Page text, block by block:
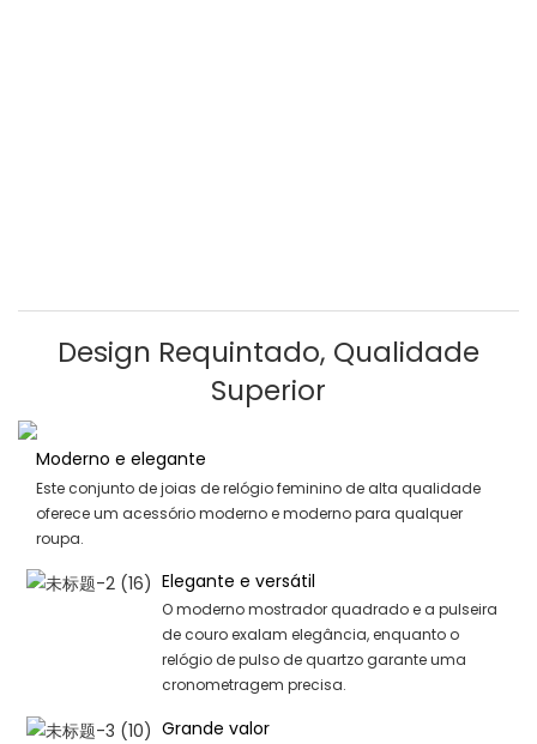
Design Requintado, Qualidade
Superior
Moderno e elegante
Este conjunto de joias de relógio feminino de alta qualidade
oferece um acessório moderno e moderno para qualquer
roupa.
Elegante e versátil
O moderno mostrador quadrado e a pulseira
de couro exalam elegância, enquanto o
relógio de pulso de quartzo garante uma
cronometragem precisa.
Grande valor